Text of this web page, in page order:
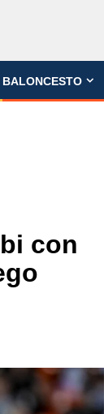
BALONCESTO
con